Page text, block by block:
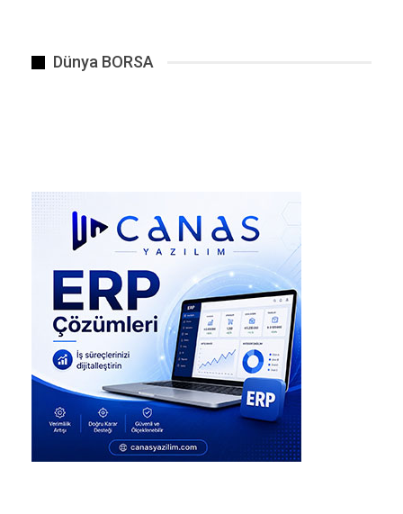
madde, hassas terazi ve öğütücü gibi
malzemeler ele geçirildi.
Tutuklanmayanlar
Aralarında Beren Saat, Kenan Doğulu, Ayşe
Hatun Önal ve Kerimcan Durmaz’ın da
bulunduğu 16 kişi ise adli kontrol tedbiri (yurt
dışına çıkış yasağı gibi) ile serbest bırakıldı .
Tutuklamaya sevk edilen borsacı Ferhan Kaya da
adli kontrol şartıyla serbest kalanlar arasında
yer aldı .
Hasan Vatan’ın Savunması
Dünya BORSA